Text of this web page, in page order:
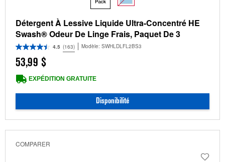
Détergent À Lessive Liquide Ultra-Concentré HE
Swash® Odeur De Linge Frais, Paquet De 3
4.5 (163) Modèle: SWHLDLFL2BS3
53,99 $
EXPÉDITION GRATUITE
Disponibilité
COMPARER